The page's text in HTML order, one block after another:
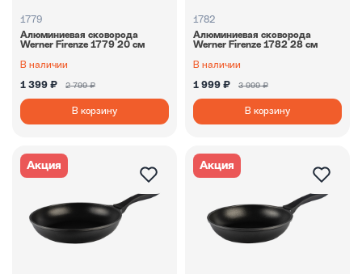
1779
Алюминиевая сковорода
Werner Firenze 1779 20 см
В наличии
1 399 ₽ 2 799 ₽
В корзину
1782
Алюминиевая сковорода
Werner Firenze 1782 28 см
В наличии
1 999 ₽ 3 999 ₽
В корзину
Акция Акция